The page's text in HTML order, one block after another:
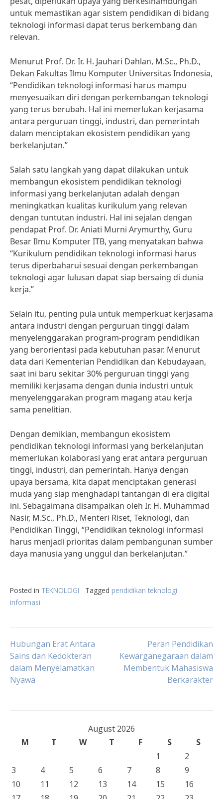
untuk memastikan agar sistem pendidikan di bidang
teknologi informasi dapat terus berkembang dan
relevan.
Menurut Prof. Dr. Ir. H. Jauhari Dahlan, M.Sc., Ph.D.,
Dekan Fakultas Ilmu Komputer Universitas Indonesia,
“Pendidikan teknologi informasi harus mampu
menyesuaikan diri dengan perkembangan teknologi
yang terus berubah. Hal ini memerlukan kerjasama
antara perguruan tinggi, industri, dan pemerintah
dalam menciptakan ekosistem pendidikan yang
berkelanjutan.”
Salah satu langkah yang dapat dilakukan untuk
membangun ekosistem pendidikan teknologi
informasi yang berkelanjutan adalah dengan
meningkatkan kualitas kurikulum yang relevan
dengan tuntutan industri. Hal ini sejalan dengan
pendapat Prof. Dr. Aniati Murni Arymurthy, Guru
Besar Ilmu Komputer ITB, yang menyatakan bahwa
“Kurikulum pendidikan teknologi informasi harus
terus diperbaharui sesuai dengan perkembangan
teknologi agar lulusan dapat siap bersaing di dunia
kerja.”
Selain itu, penting pula untuk memperkuat kerjasama
antara industri dengan perguruan tinggi dalam
menyelenggarakan program-program pendidikan
yang berorientasi pada kebutuhan pasar. Menurut
data dari Kementerian Pendidikan dan Kebudayaan,
saat ini baru sekitar 30% perguruan tinggi yang
memiliki kerjasama dengan dunia industri untuk
menyelenggarakan program magang atau kerja
sama penelitian.
Dengan demikian, membangun ekosistem
pendidikan teknologi informasi yang berkelanjutan
memerlukan kolaborasi yang erat antara perguruan
tinggi, industri, dan pemerintah. Hanya dengan
upaya bersama, kita dapat menciptakan generasi
muda yang siap menghadapi tantangan di era digital
ini. Sebagaimana disampaikan oleh Ir. H. Muhammad
Nasir, M.Sc., Ph.D., Menteri Riset, Teknologi, dan
Pendidikan Tinggi, “Pendidikan teknologi informasi
harus menjadi prioritas dalam pembangunan sumber
daya manusia yang unggul dan berkelanjutan.”
Posted in TEKNOLOGI Tagged pendidikan teknologi
informasi
Post
navigation
Hubungan Erat Antara
Sains dan Kedokteran
dalam Menyelamatkan
Nyawa
Peran Pendidikan
Kewarganegaraan dalam
Membentuk Mahasiswa
Berkarakter
August 2026
M
T W T F S
S
1
2
3
4 5 6 7 8
9
10
11 12 13 14 15
16